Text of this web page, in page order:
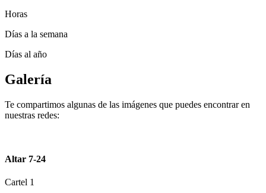
Horas
Días a la semana
Días al año
Galería
Te compartimos algunas de las imágenes que puedes encontrar en
nuestras redes:
Altar 7-24
Cartel 1